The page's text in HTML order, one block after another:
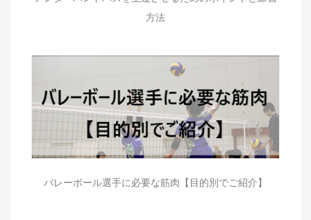
方法
バレーボール選手に必要な筋肉【目的別でご紹介】